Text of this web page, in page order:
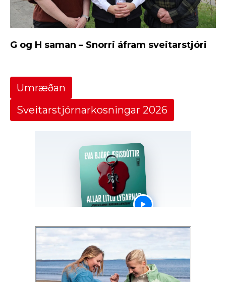
G og H saman – Snorri áfram sveitarstjóri
Umræðan
Sveitarstjórnarkosningar 2026